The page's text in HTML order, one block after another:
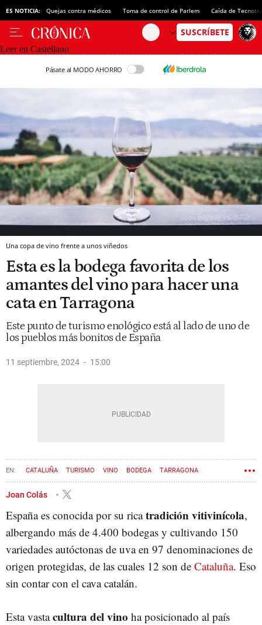
ES NOTICIA: Quejas contra médicos Toma de control de Parlem Caída de
Leer en Castellano
Pásate al MODO AHORRO
Una copa de vino frente a unos viñedos
Esta es la bodega favorita de los
amantes del vino para hacer una
cata en Tarragona
Este punto de turismo enológico está al lado de uno de
los pueblos más bonitos de España
11 septiembre, 2024 15:00
CATALUÑA TURISMO VINO BODEGA TARRAGONA
Joan Colás
España es conocida por su ricatradición vitivinícola,
albergando más de 4.400 bodegas y cultivando 150
variedades autóctonas de uva en 97 denominaciones de
origen protegidas, de las cuales 12 son de Cataluña. Eso
sin contar con el cava catalán.
Esta vastacultura del vino ha posicionado al país